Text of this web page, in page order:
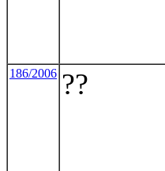
186/2006 ??